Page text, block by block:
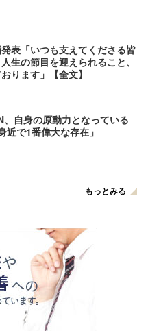
表「いつも支えてくださる皆
生の節目を迎えられること、
ります」【全文】
自身の原動力となっている
近で1番偉大な存在」
もっとみる